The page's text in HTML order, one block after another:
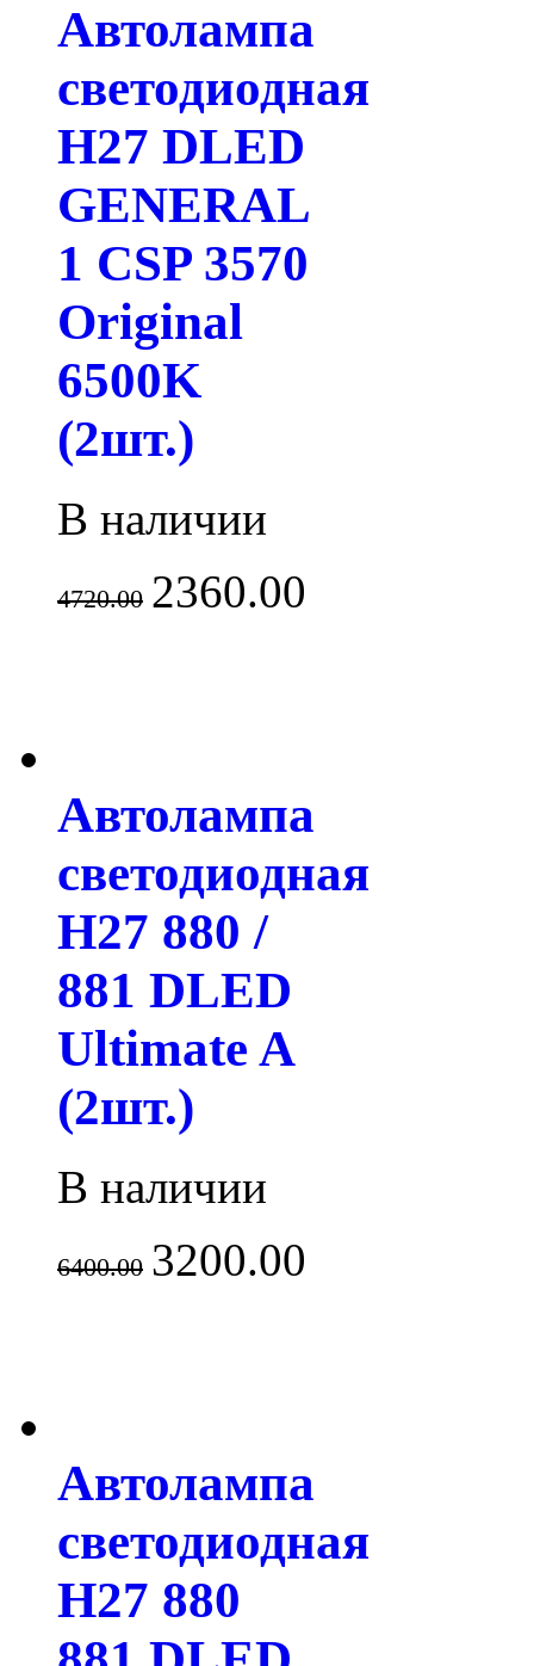
Автолампа
светодиодная
H27 DLED
GENERAL
1 CSP 3570
Original
6500K
(2шт.)
В наличии
4720.00 2360.00
Автолампа
светодиодная
H27 880 /
881 DLED
Ultimate A
(2шт.)
В наличии
6400.00 3200.00
Автолампа
светодиодная
H27 880